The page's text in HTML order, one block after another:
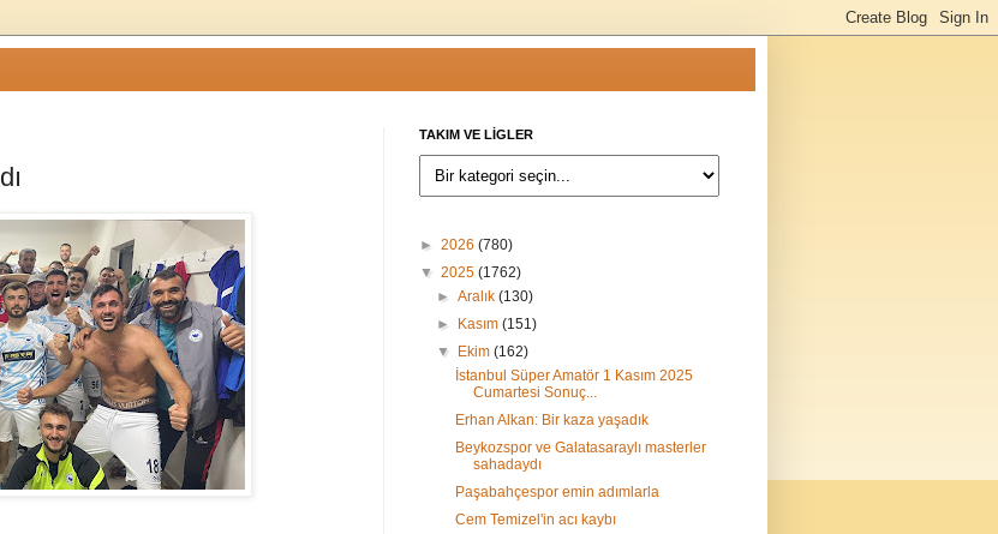
TAKIM VE LİGLER
► 2026 (780)
▼ 2025 (1762)
►Aralık(130)
►
Kasım(151)
▼
Ekim(162)
İstanbul Süper Amatör 1 Kasım 2025
Cumartesi Sonuç...
Erhan Alkan: Bir kaza yaşadık
Beykozspor ve Galatasaraylı masterler
sahadaydı
Paşabahçespor emin adımlarla
Cem Temizel'in acı kaybı